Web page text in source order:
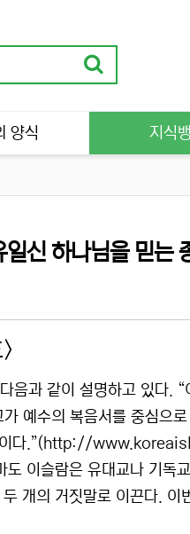
양식 지식
신 하나님을 믿는
음과 같이 설명하고 있다.
예수의 복음서를 중심으
교이다.”(http://
이슬람은 유대교나 기독
개의 거짓말로 이끈다. 이